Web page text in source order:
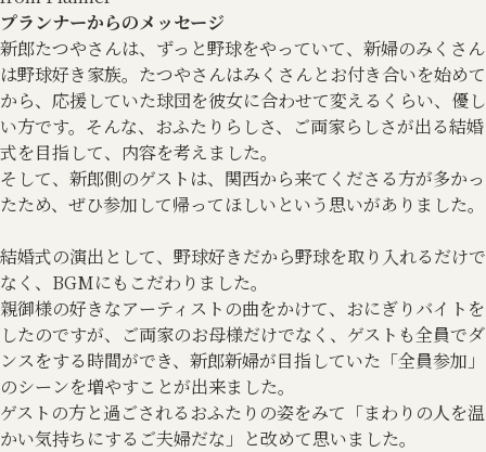
プランナーからのメッセージ
新郎たつやさんは、ずっと野球をやっていて、新婦のみくさん
は野球好き家族。たつやさんはみくさんとお付き合いを始めて
から、応援していた球団を彼女に合わせて変えるくらい、優し
い方です。そんな、おふたりらしさ、ご両家らしさが出る結婚
式を目指して、内容を考えました。
そして、新郎側のゲストは、関西から来てくださる方が多かっ
たため、ぜひ参加して帰ってほしいという思いがありました。
結婚式の演出として、野球好きだから野球を取り入れるだけで
なく、BGMにもこだわりました。
親御様の好きなアーティストの曲をかけて、おにぎりバイトを
したのですが、ご両家のお母様だけでなく、ゲストも全員でダ
ンスをする時間ができ、新郎新婦が目指していた「全員参加」
のシーンを増やすことが出来ました。
ゲストの方と過ごされるおふたりの姿をみて「まわりの人を温
かい気持ちにするご夫婦だな」と改めて思いました。